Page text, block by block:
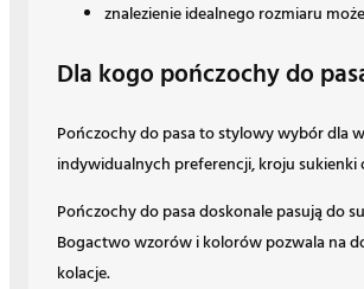
znalezienie idealnego rozmiaru
Dla kogo pończochy do
Pończochy do pasa to stylowy wybór dla
indywidualnych preferencji, kroju sukienki
Pończochy do pasa doskonale pasują do
Bogactwo wzorów i kolorów pozwala na
kolacje.